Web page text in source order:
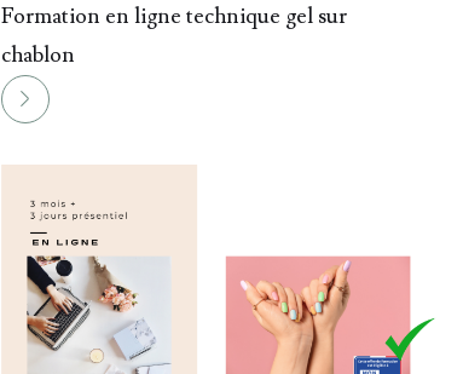
Formation en ligne technique gel sur
chablon